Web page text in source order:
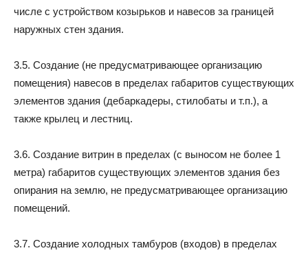
числе с устройством козырьков и навесов за границей
наружных стен здания.
3.5. Создание (не предусматривающее организацию
помещения) навесов в пределах габаритов существующих
элементов здания (дебаркадеры, стилобаты и т.п.), а
также крылец и лестниц.
3.6. Создание витрин в пределах (с выносом не более 1
метра) габаритов существующих элементов здания без
опирания на землю, не предусматривающее организацию
помещений.
3.7. Создание холодных тамбуров (входов) в пределах